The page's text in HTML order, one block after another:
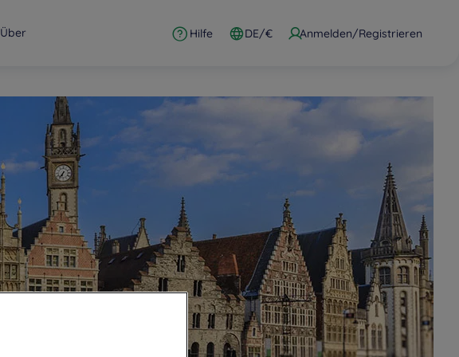
Über Hilfe DE/€ Anmelden/Registrieren